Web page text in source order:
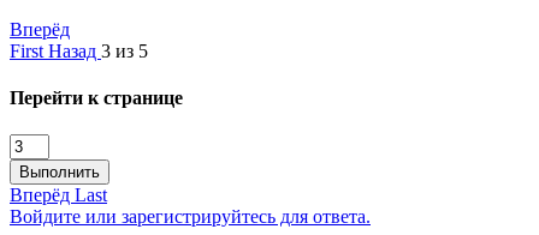
Вперёд
First Назад 3 из 5
Перейти к странице
Выполнить
Вперёд Last
Войдите или зарегистрируйтесь для ответа.